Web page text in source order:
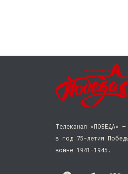
Телеканал «ПОБЕДА»
в год 75-летия
войне 1941−1945.